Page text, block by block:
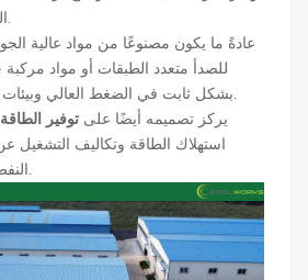
الحرارة ومقاومة التآكل.
عادةً ما يكون مصنوعًا من مواد عالية
للصدأ متعدد الطبقات أو مواد
بشكل ثابت في الضغط العالي وبيئات درجات الحرارة العالية.
يركز تصميمه أيضًا على توفير الطاقة
استهلاك الطاقة وتكاليف التشغيل
النفط وتحسين تدفق الهواء.